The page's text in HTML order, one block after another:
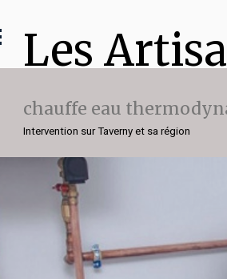
Les
chauffe eau
Intervention sur Taverny et sa région